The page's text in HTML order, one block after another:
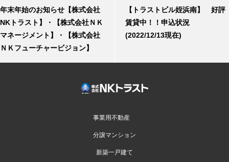
年末年始のお知らせ【株式会社
NKトラスト】・【株式会社ＮＫ
マネージメント】・【株式会社
ＮＫフューチャービジョン】
【トラストビル姪浜南】 好評
賃貸中！！申込状況
(2022/12/13現在)
事業用不動産
分譲マンション
新築一戸建て